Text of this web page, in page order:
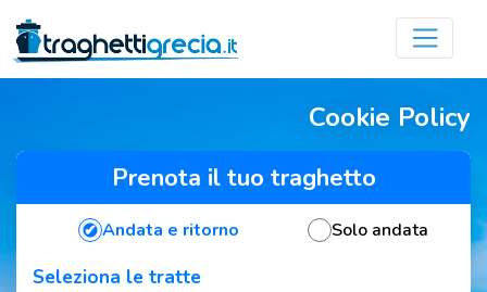
Cookie Policy
Prenota il tuo traghetto
Andata e ritorno Solo andata
Seleziona le tratte